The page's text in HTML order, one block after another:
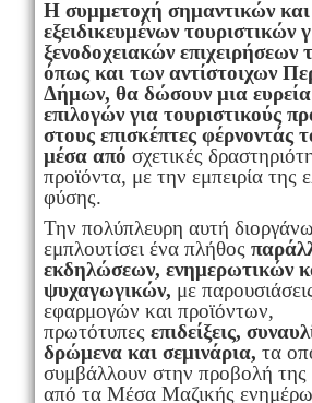
Η συμμετοχή σημαντικών και
εξειδικευμένων τουριστικών
ξενοδοχειακών επιχειρήσεων
όπως και των αντίστοιχων
Δήμων, θα δώσουν μια
επιλογών για τουριστικούς
στους επισκέπτες φέρνοντάς
μέσα από σχετικές
προϊόντα, με την εμπειρία της
φύσης.
Την πολύπλευρη αυτή
εμπλουτίσει ένα πλήθος
εκδηλώσεων, ενημερωτικών
ψυχαγωγικών, με
εφαρμογών και προϊόντων,
πρωτότυπες επιδείξεις,
δρώμενα και σεμινάρια, τα
συμβάλλουν στην προβολή της
από τα Μέσα Μαζικής